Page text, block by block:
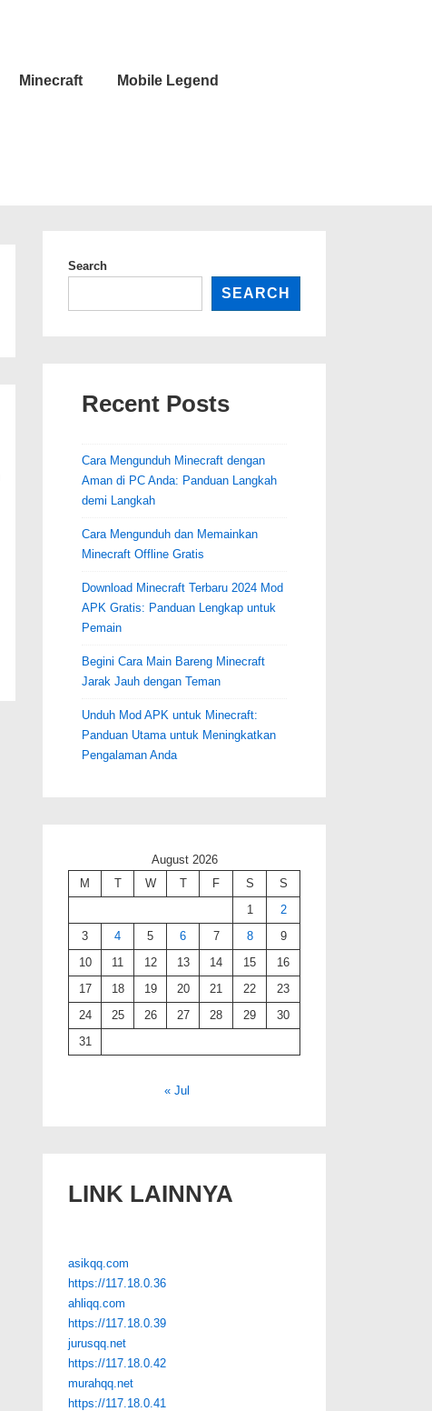
Minecraft Mobile Legend
Search
SEARCH
Recent Posts
Cara Mengunduh Minecraft dengan
Aman di PC Anda: Panduan Langkah
demi Langkah
Cara Mengunduh dan Memainkan
Minecraft Offline Gratis
Download Minecraft Terbaru 2024 Mod
APK Gratis: Panduan Lengkap untuk
Pemain
Begini Cara Main Bareng Minecraft
Jarak Jauh dengan Teman
Unduh Mod APK untuk Minecraft:
Panduan Utama untuk Meningkatkan
Pengalaman Anda
August 2026
M
T W T F S
S
1
2
3
4 5 6 7 8
9
10
11 12 13 14 15
16
17
18 19 20 21 22
23
24
25 26 27 28 29
30
31
« Jul
LINK LAINNYA
asikqq.com
https://117.18.0.36
ahliqq.com
https://117.18.0.39
jurusqq.net
https://117.18.0.42
murahqq.net
https://117.18.0.41